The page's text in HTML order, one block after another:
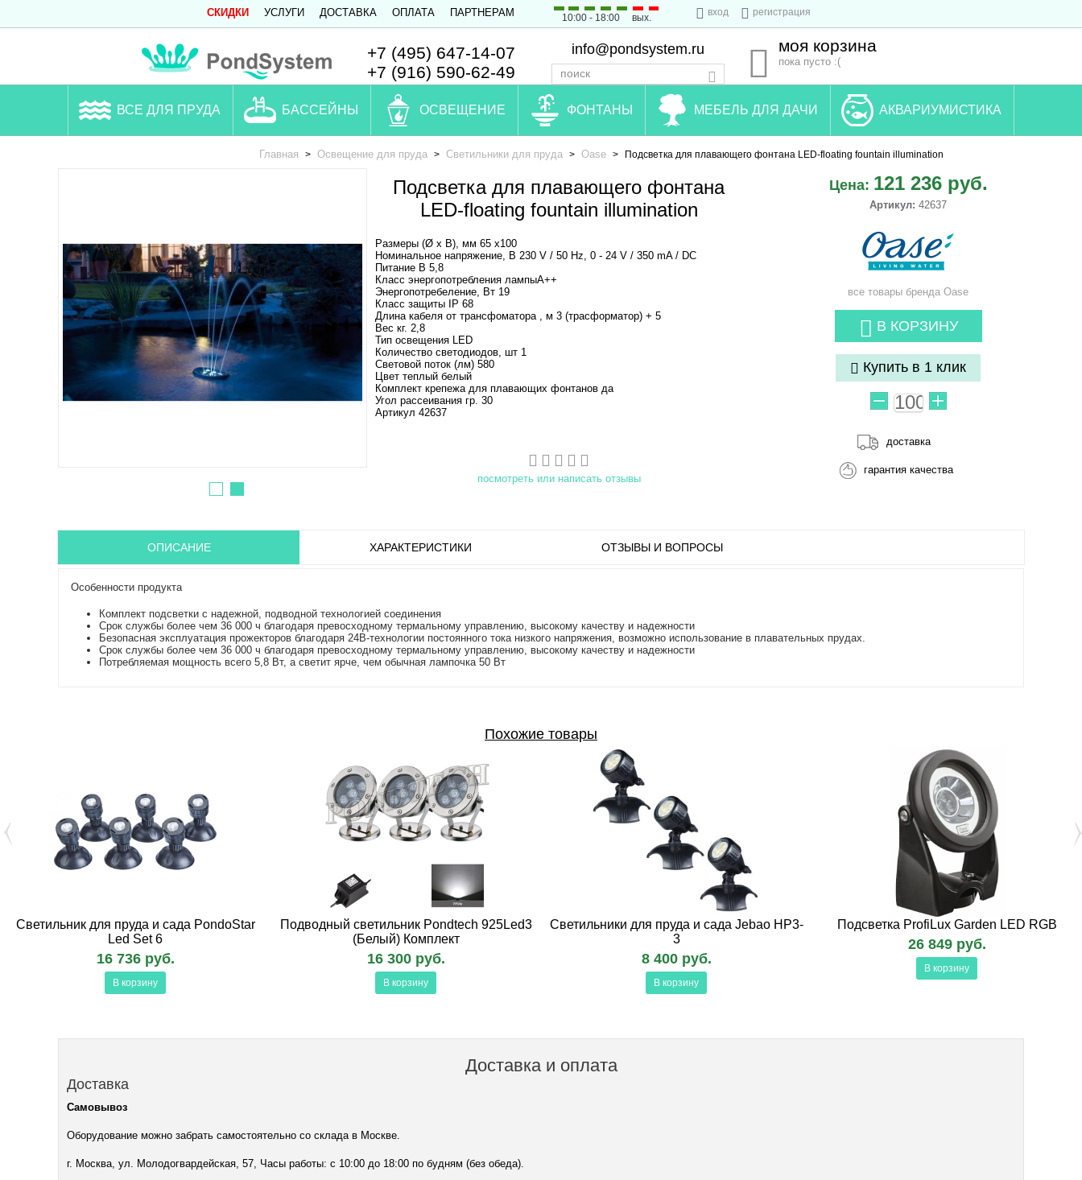
СКИДКИ УСЛУГИ ДОСТАВКА ОПЛАТА ПАРТНЕРАМ 10:00 - 18:00 вых.
вход регистрация
+7 (495) 647-14-07
+7 (916) 590-62-49
info@pondsystem.ru моя корзина
пока пусто :(
ВСЕ ДЛЯ ПРУДА БАССЕЙНЫ ОСВЕЩЕНИЕ ФОНТАНЫ МЕБЕЛЬ ДЛЯ ДАЧИ АКВАРИУМИСТИКА
Главная > Освещение для пруда > Светильники для пруда > Oase > Подсветка для плавающего фонтана LED-floating fountain illumination
Подсветка для плавающего фонтана
LED-floating fountain illumination
Размеры (Ø х В), мм 65 х100
Номинальное напряжение, В 230 V / 50 Hz, 0 - 24 V / 350 mA / DC
Питание В 5,8
Класс энергопотребления лампыA++
Энергопотребеление, Вт 19
Класс защиты IP 68
Длина кабеля от трансфоматора , м 3 (трасформатор) + 5
Вес кг. 2,8
Тип освещения LED
Количество светодиодов, шт 1
Световой поток (лм) 580
Цвет теплый белый
Комплект крепежа для плавающих фонтанов да
Угол рассеивания гр. 30
Артикул 42637
посмотреть или написать отзывы
Цена: 121 236 руб.
Артикул: 42637
все товары бренда Oase
В КОРЗИНУ
Купить в 1 клик
доставка
гарантия качества
ОПИСАНИЕ ХАРАКТЕРИСТИКИ ОТЗЫВЫ И ВОПРОСЫ
Особенности продукта
Комплект подсветки с надежной, подводной технологией соединения
Срок службы более чем 36 000 ч благодаря превосходному термальному управлению, высокому качеству и надежности
Безопасная эксплуатация прожекторов благодаря 24В-технологии постоянного тока низкого напряжения, возможно использование в плавательных прудах.
Срок службы более чем 36 000 ч благодаря превосходному термальному управлению, высокому качеству и надежности
Потребляемая мощность всего 5,8 Вт, а светит ярче, чем обычная лампочка 50 Вт
Похожие товары
Светильник для пруда и сада PondoStar
Led Set 6
16 736 руб.
В корзину
Подводный светильник Pondtech 925Led3
(Белый) Комплект
16 300 руб.
В корзину
Светильники для пруда и сада Jebao HP3-
3
8 400 руб.
В корзину
Подсветка ProfiLux Garden LED RGB
26 849 руб.
В корзину
Доставка и оплата
Доставка
Самовывоз
Оборудование можно забрать самостоятельно со склада в Москве.
г. Москва, ул. Молодогвардейская, 57, Часы работы: с 10:00 до 18:00 по будням (без обеда).